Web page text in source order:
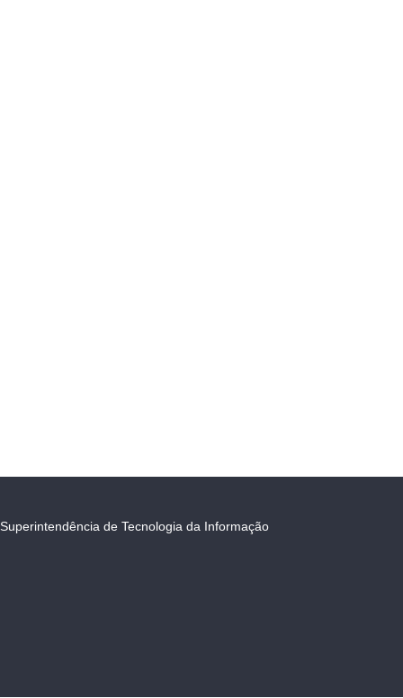
Superintendência de Tecnologia da Informação